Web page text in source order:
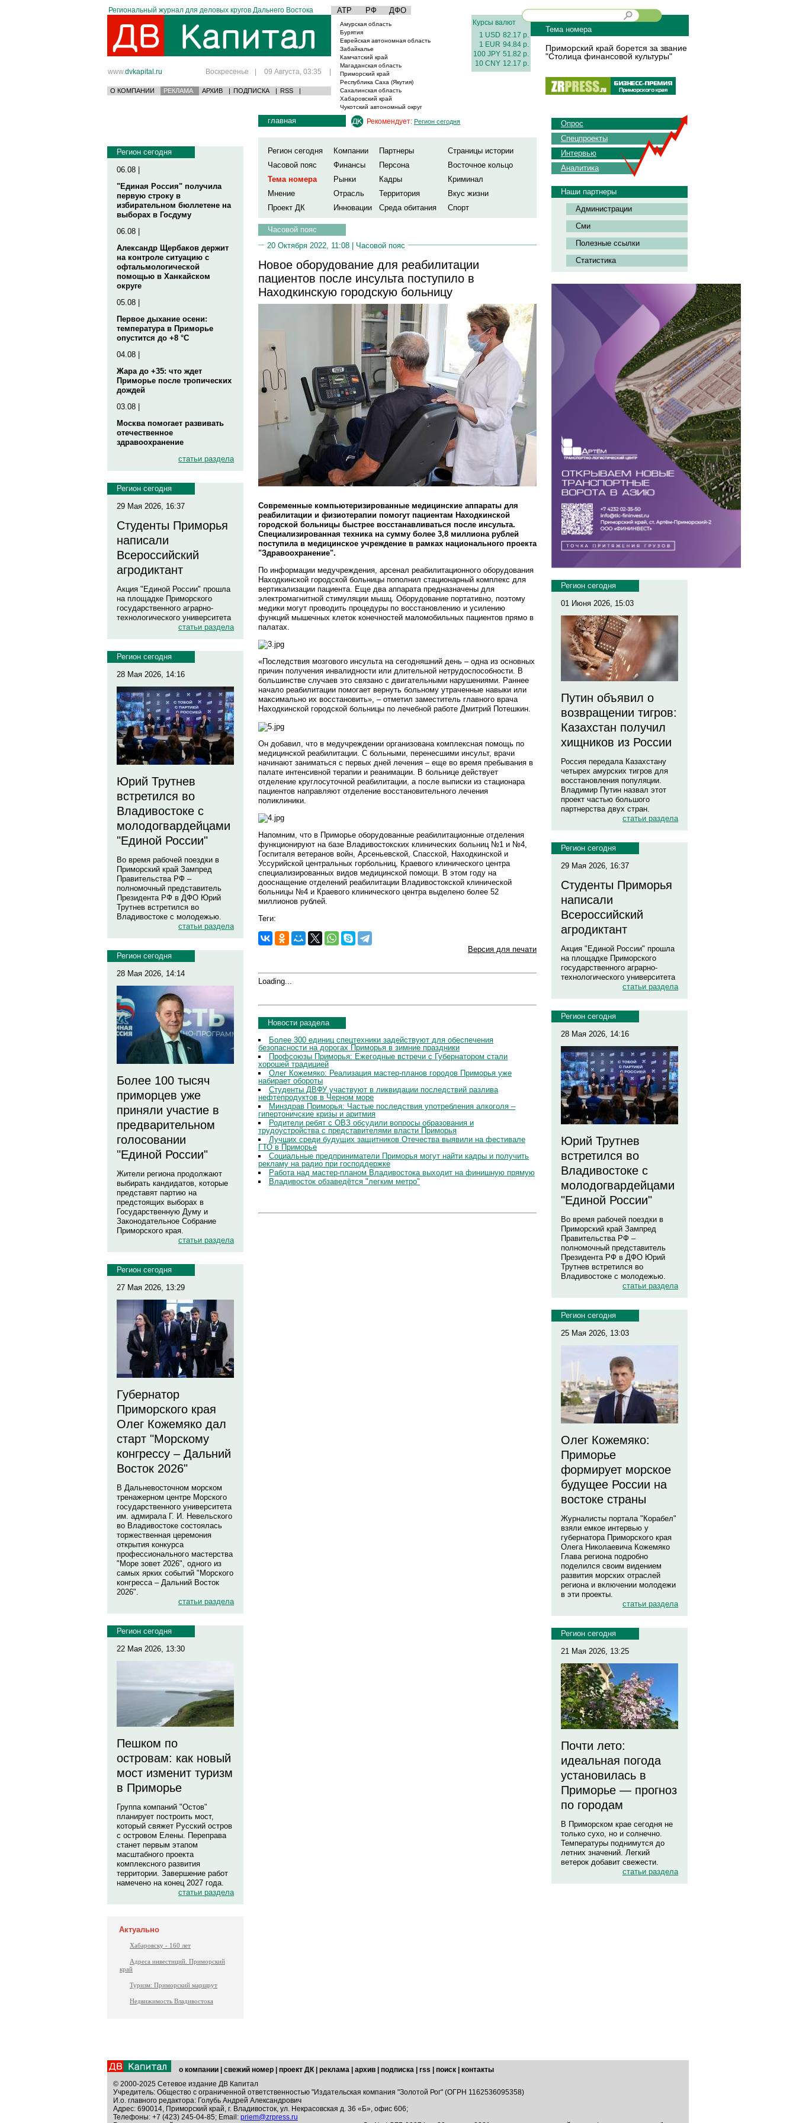
Региональный журнал для деловых кругов Дальнего Востока АТР РФ ДФО
www.dvkapital.ru Воскресенье | 09 Августа, 03:35 |
О КОМПАНИИ РЕКЛАМА АРХИВ | ПОДПИСКА | RSS |
Амурская область
Бурятия
Еврейская автономная область
Забайкалье
Камчатский край
Магаданская область
Приморский край
Республика Саха (Якутия)
Сахалинская область
Хабаровский край
Чукотский автономный округ
Курсы валют
1 USD 82.17 р.
1 EUR 94.84 р.
100 JPY 51.82 р.
10 CNY 12.17 р.
Тема номера
Приморский край борется за звание
"Столица финансовой культуры"
Регион сегодня
06.08 |
"Единая Россия" получила
первую строку в
избирательном бюллетене на
выборах в Госдуму
06.08 |
Александр Щербаков держит
на контроле ситуацию с
офтальмологической
помощью в Ханкайском
округе
05.08 |
Первое дыхание осени:
температура в Приморье
опустится до +8 °C
04.08 |
Жара до +35: что ждет
Приморье после тропических
дождей
03.08 |
Москва помогает развивать
отечественное
здравоохранение
статьи раздела
Регион сегодня
29 Мая 2026, 16:37
Студенты Приморья
написали
Всероссийский
агродиктант
Акция "Единой России" прошла
на площадке Приморского
государственного аграрно-
технологического университета
статьи раздела
Регион сегодня
28 Мая 2026, 14:16
Юрий Трутнев
встретился во
Владивостоке с
молодогвардейцами
"Единой России"
Во время рабочей поездки в
Приморский край Зампред
Правительства РФ –
полномочный представитель
Президента РФ в ДФО Юрий
Трутнев встретился во
Владивостоке с молодежью.
статьи раздела
Регион сегодня
28 Мая 2026, 14:14
Более 100 тысяч
приморцев уже
приняли участие в
предварительном
голосовании
"Единой России"
Жители региона продолжают
выбирать кандидатов, которые
представят партию на
предстоящих выборах в
Государственную Думу и
Законодательное Собрание
Приморского края.
статьи раздела
Регион сегодня
27 Мая 2026, 13:29
Губернатор
Приморского края
Олег Кожемяко дал
старт "Морскому
конгрессу – Дальний
Восток 2026"
В Дальневосточном морском
тренажерном центре Морского
государственного университета
им. адмирала Г. И. Невельского
во Владивостоке состоялась
торжественная церемония
открытия конкурса
профессионального мастерства
"Море зовет 2026", одного из
самых ярких событий "Морского
конгресса – Дальний Восток
2026".
статьи раздела
Регион сегодня
22 Мая 2026, 13:30
Пешком по
островам: как новый
мост изменит туризм
в Приморье
Группа компаний "Остов"
планирует построить мост,
который свяжет Русский остров
с островом Елены. Переправа
станет первым этапом
масштабного проекта
комплексного развития
территории. Завершение работ
намечено на конец 2027 года.
статьи раздела
Актуально
Хабаровску - 160 лет
Адреса инвестиций. Приморский
край
Туризм: Приморский маршрут
Недвижимость Владивостока
главная Рекомендует: Регион сегодня
Регион сегодня Компании Партнеры
Страницы истории
Часовой пояс
Финансы Персона
Восточное кольцо
Тема номера
Рынки Кадры
Криминал
Мнение
Отрасль Территория
Вкус жизни
Проект ДК
Инновации Среда обитания Спорт
Часовой пояс
20 Октября 2022, 11:08 | Часовой пояс
Новое оборудование для реабилитации
пациентов после инсульта поступило в
Находкинскую городскую больницу
Современные компьютеризированные медицинские аппараты для
реабилитации и физиотерапии помогут пациентам Находкинской
городской больницы быстрее восстанавливаться после инсульта.
Специализированная техника на сумму более 3,8 миллиона рублей
поступила в медицинское учреждение в рамках национального проекта
"Здравоохранение".
По информации медучреждения, арсенал реабилитационного оборудования
Находкинской городской больницы пополнил стационарный комплекс для
вертикализации пациента. Еще два аппарата предназначены для
электромагнитной стимуляции мышц. Оборудование портативно, поэтому
медики могут проводить процедуры по восстановлению и усилению
функций мышечных клеток конечностей маломобильных пациентов прямо в
палатах.
«Последствия мозгового инсульта на сегодняшний день – одна из основных
причин получения инвалидности или длительной нетрудоспособности. В
большинстве случаев это связано с двигательными нарушениями. Раннее
начало реабилитации помогает вернуть больному утраченные навыки или
максимально их восстановить», – отметил заместитель главного врача
Находкинской городской больницы по лечебной работе Дмитрий Потешкин.
Он добавил, что в медучреждении организована комплексная помощь по
медицинской реабилитации. С больными, перенесшими инсульт, врачи
начинают заниматься с первых дней лечения – еще во время пребывания в
палате интенсивной терапии и реанимации. В больнице действует
отделение круглосуточной реабилитации, а после выписки из стационара
пациентов направляют отделение восстановительного лечения
поликлиники.
Напомним, что в Приморье оборудованные реабилитационные отделения
функционируют на базе Владивостокских клинических больниц №1 и №4,
Госпиталя ветеранов войн, Арсеньевской, Спасской, Находкинской и
Уссурийской центральных горбольниц, Краевого клинического центра
специализированных видов медицинской помощи. В этом году на
дооснащение отделений реабилитации Владивостокской клинической
больницы №4 и Краевого клинического центра выделено более 52
миллионов рублей.
Теги:
Версия для печати
Loading...
Новости раздела
Более 300 единиц спецтехники задействуют для обеспечения
безопасности на дорогах Приморья в зимние праздники
Профсоюзы Приморья: Ежегодные встречи с Губернатором стали
хорошей традицией
Олег Кожемяко: Реализация мастер-планов городов Приморья уже
набирает обороты
Студенты ДВФУ участвуют в ликвидации последствий разлива
нефтепродуктов в Черном море
Минздрав Приморья: Частые последствия употребления алкоголя –
гипертоничские кризы и аритмия
Родители ребят с ОВЗ обсудили вопросы образования и
трудоустройства с представителями власти Приморья
Лучших среди будущих защитников Отечества выявили на фестивале
ГТО в Приморье
Социальные предприниматели Приморья могут найти кадры и получить
рекламу на радио при господдержке
Работа над мастер-планом Владивостока выходит на финишную прямую
Владивосток обзаведётся "легким метро"
Опрос
Спецпроекты
Интервью
Аналитика
Наши партнеры
Администрации
Сми
Полезные ссылки
Статистика
Регион сегодня
01 Июня 2026, 15:03
Путин объявил о
возвращении тигров:
Казахстан получил
хищников из России
Россия передала Казахстану
четырех амурских тигров для
восстановления популяции.
Владимир Путин назвал этот
проект частью большого
партнерства двух стран.
статьи раздела
Регион сегодня
29 Мая 2026, 16:37
Студенты Приморья
написали
Всероссийский
агродиктант
Акция "Единой России" прошла
на площадке Приморского
государственного аграрно-
технологического университета
статьи раздела
Регион сегодня
28 Мая 2026, 14:16
Юрий Трутнев
встретился во
Владивостоке с
молодогвардейцами
"Единой России"
Во время рабочей поездки в
Приморский край Зампред
Правительства РФ –
полномочный представитель
Президента РФ в ДФО Юрий
Трутнев встретился во
Владивостоке с молодежью.
статьи раздела
Регион сегодня
25 Мая 2026, 13:03
Олег Кожемяко:
Приморье
формирует морское
будущее России на
востоке страны
Журналисты портала "Корабел"
взяли емкое интервью у
губернатора Приморского края
Олега Николаевича Кожемяко
Глава региона подробно
поделился своим видением
развития морских отраслей
региона и включении молодежи
в эти проекты.
статьи раздела
Регион сегодня
21 Мая 2026, 13:25
Почти лето:
идеальная погода
установилась в
Приморье — прогноз
по городам
В Приморском крае сегодня не
только сухо, но и солнечно.
Температуры поднимутся до
летних значений. Легкий
ветерок добавит свежести.
статьи раздела
о компании свежий номер проект ДК реклама архив подписка rss поиск
контакты
© 2000-2025 Сетевое издание ДВ Капитал
Учредитель: Общество с ограниченной ответственностью "Издательская компания "Золотой Рог" (ОГРН 1162536095358)
И.о. главного редактора: Голубь Андрей Александрович
Адрес: 690014, Приморский край, г. Владивосток, ул. Некрасовская д. 36 «Б», офис 606;
Телефоны: +7 (423) 245-04-85; Email: priem@zrpress.ru